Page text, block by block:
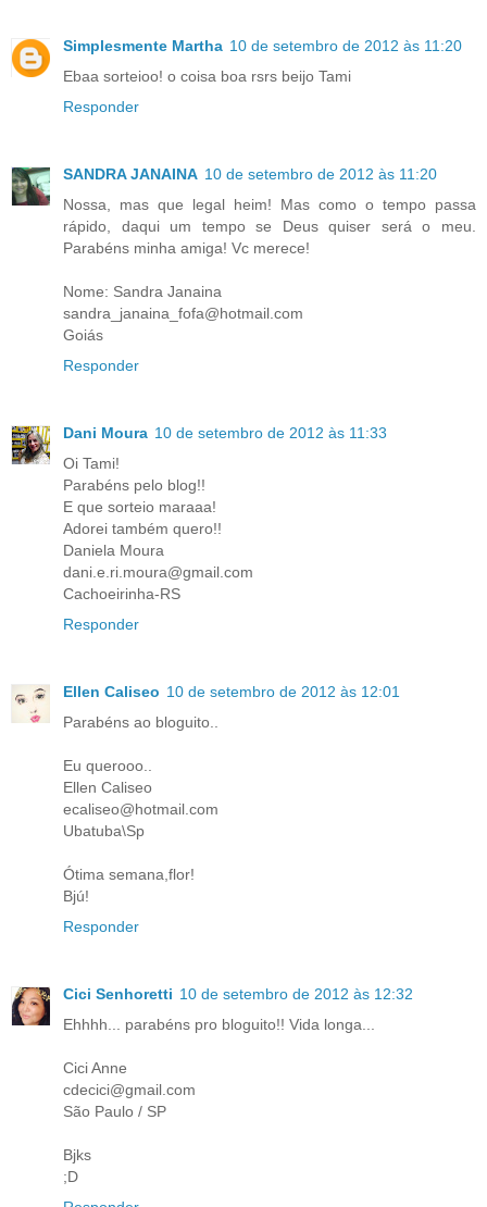
Simplesmente Martha 10 de setembro de 2012 às 11:20
Ebaa sorteioo! o coisa boa rsrs beijo Tami
Responder
SANDRA JANAINA 10 de setembro de 2012 às 11:20
Nossa, mas que legal heim! Mas como o tempo passa
rápido, daqui um tempo se Deus quiser será o meu.
Parabéns minha amiga! Vc merece!
Nome: Sandra Janaina
sandra_janaina_fofa@hotmail.com
Goiás
Responder
Dani Moura 10 de setembro de 2012 às 11:33
Oi Tami!
Parabéns pelo blog!!
E que sorteio maraaa!
Adorei também quero!!
Daniela Moura
dani.e.ri.moura@gmail.com
Cachoeirinha-RS
Responder
Ellen Caliseo 10 de setembro de 2012 às 12:01
Parabéns ao bloguito..
Eu querooo..
Ellen Caliseo
ecaliseo@hotmail.com
Ubatuba\Sp
Ótima semana,flor!
Bjú!
Responder
Cici Senhoretti 10 de setembro de 2012 às 12:32
Ehhhh... parabéns pro bloguito!! Vida longa...
Cici Anne
cdecici@gmail.com
São Paulo / SP
Bjks
;D